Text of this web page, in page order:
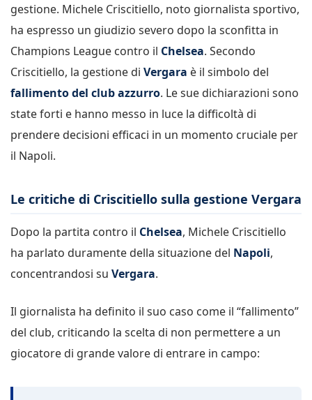
gestione. Michele Criscitiello, noto giornalista sportivo,
ha espresso un giudizio severo dopo la sconfitta in
Champions League contro il Chelsea. Secondo
Criscitiello, la gestione di Vergara è il simbolo del
fallimento del club azzurro. Le sue dichiarazioni sono
state forti e hanno messo in luce la difficoltà di
prendere decisioni efficaci in un momento cruciale per
il Napoli.
Le critiche di Criscitiello sulla gestione Vergara
Dopo la partita contro il Chelsea, Michele Criscitiello
ha parlato duramente della situazione del Napoli,
concentrandosi su Vergara.
Il giornalista ha definito il suo caso come il “fallimento”
del club, criticando la scelta di non permettere a un
giocatore di grande valore di entrare in campo: